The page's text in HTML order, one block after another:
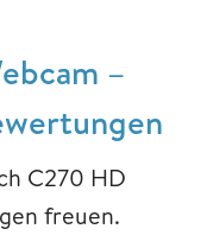
–
C270 HD
freuen.